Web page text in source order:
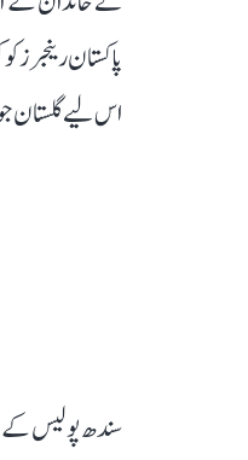
پاکستان
اس لیے گلستان
سندھ پولیس کے